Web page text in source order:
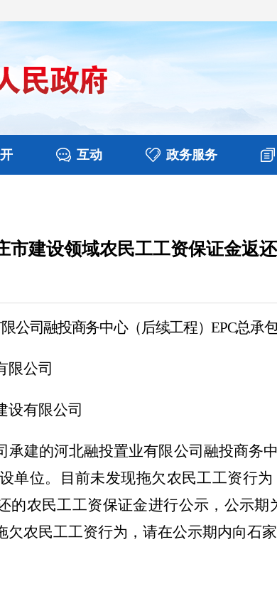
互动 政务服务
市建设领域农民工工资保证金返
公司融投商务中心（后续工程）EPC总承
限公司
设有限公司
建的河北融投置业有限公司融投商务
单位。目前未发现拖欠农民工工资行
的农民工工资保证金进行公示，公示期
欠农民工工资行为，请在公示期内向石